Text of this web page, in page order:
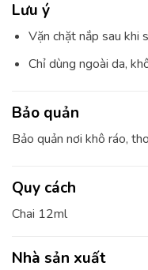
Lưu ý
Vặn chặt nắp sau khi
Chỉ dùng ngoài da,
Bảo quản
Bảo quản nơi khô ráo,
Quy cách
Chai 12ml
Nhà sản xuất